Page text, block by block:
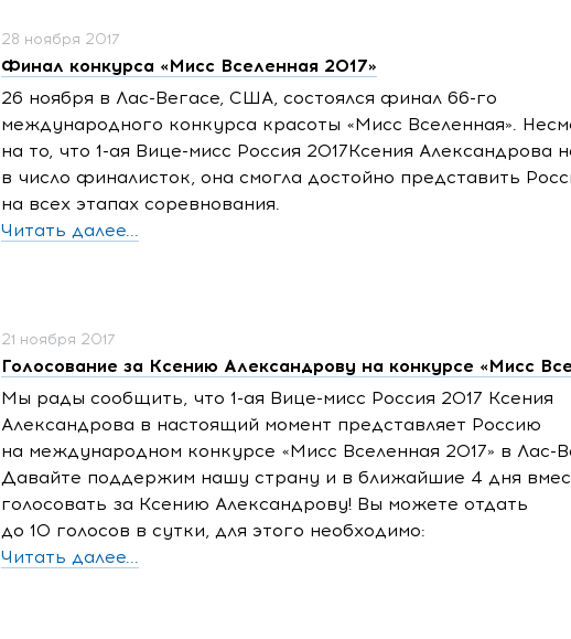
28 ноября 2017
Финал конкурса «Мисс Вселенная 2017»
26 ноября в Лас-Вегасе, США, состоялся финал 66-го
международного конкурса красоты «Мисс Вселенная».
на то, что 1-ая Вице-мисс Россия 2017Ксения Александрова
в число финалисток, она смогла достойно представить
на всех этапах соревнования.
Читать далее...
21 ноября 2017
Голосование за Ксению Александрову на конкурсе «Мисс
Мы рады сообщить, что 1-ая Вице-мисс Россия 2017 Ксения
Александрова в настоящий момент представляет Россию
на международном конкурсе «Мисс Вселенная 2017» в Лас-
Давайте поддержим нашу страну и в ближайшие 4 дня
голосовать за Ксению Александрову! Вы можете отдать
до 10 голосов в сутки, для этого необходимо:
Читать далее...